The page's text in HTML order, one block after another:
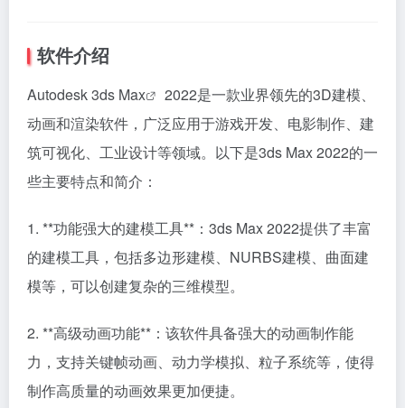
软件介绍
Autodesk 3ds Max
2022是一款业界领先的3D建模、
动画和渲染软件，广泛应用于游戏开发、电影制作、建
筑可视化、工业设计等领域。以下是3ds Max 2022的一
些主要特点和简介：
1. **功能强大的建模工具**：3ds Max 2022提供了丰富
的建模工具，包括多边形建模、NURBS建模、曲面建
模等，可以创建复杂的三维模型。
2. **高级动画功能**：该软件具备强大的动画制作能
力，支持关键帧动画、动力学模拟、粒子系统等，使得
制作高质量的动画效果更加便捷。